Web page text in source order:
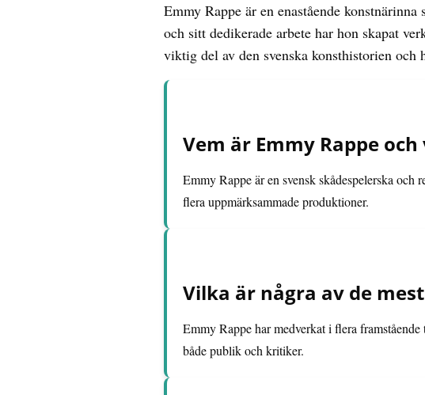
Emmy Rappe är en enastående
och sitt dedikerade arbete har hon skapat
viktig del av den svenska konsthistorien
Vem är Emmy Rappe
Emmy Rappe är en svensk skådespelerska
flera uppmärksammade produktioner.
Vilka är några av de
Emmy Rappe har medverkat i flera
både publik och kritiker.